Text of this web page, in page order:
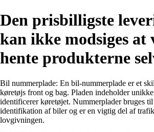
Den prisbilligste
kan ikke modsiges at
hente produkterne
Bil nummerplade: En bil-nummerplade er et
køretøjs front og bag. Pladen indeholder
identificerer køretøjet. Nummerplader bruges
identifikation af biler og er en vigtig del af
lovgivningen.